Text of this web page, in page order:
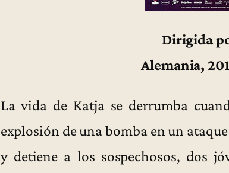
Dirigida
Alemania,
La vida de Katja se derrumba
explosión de una bomba en un
y detiene a los sospechosos, dos